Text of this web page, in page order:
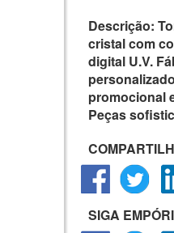
Descrição:
cristal com
digital U.V.
promocional
Peças
SIGA